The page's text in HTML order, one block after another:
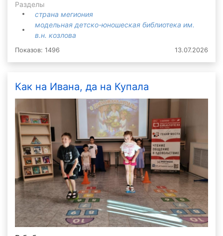
Разделы
страна мегиония
модельная детско-юношеская библиотека им.
в.н. козлова
Показов: 1496 13.07.2026
Как на Ивана, да на Купала